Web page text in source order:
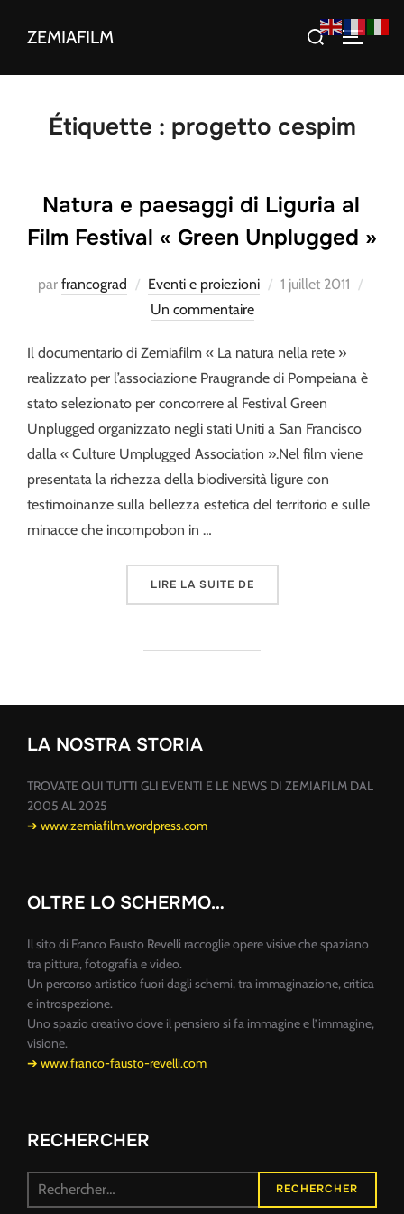
ZEMIAFILM Rechercher :
Étiquette : progetto cespim
Natura e paesaggi di Liguria al
Film Festival « Green Unplugged »
par francograd Eventi e proiezioni
Publié
1 juillet 2011
Un commentaire
Il documentario di Zemiafilm « La natura nella rete »
realizzato per l’associazione Praugrande di Pompeiana è
stato selezionato per concorrere al Festival Green
Unplugged organizzato negli stati Uniti a San Francisco
dalla « Culture Umplugged Association ».Nel film viene
presentata la richezza della biodiversità ligure con
testimoinanze sulla bellezza estetica del territorio e sulle
minacce che incompobon in …
LIRE LA SUITE DE« NATURA E PAESAGGI
LA NOSTRA STORIA
TROVATE QUI TUTTI GLI EVENTI E LE NEWS DI ZEMIAFILM DAL
2005 AL 2025
➔ www.zemiafilm.wordpress.com
OLTRE LO SCHERMO…
Il sito di Franco Fausto Revelli raccoglie opere visive che spaziano
tra pittura, fotografia e video.
Un percorso artistico fuori dagli schemi, tra immaginazione, critica
e introspezione.
Uno spazio creativo dove il pensiero si fa immagine e l’immagine,
visione.
➔ www.franco-fausto-revelli.com
RECHERCHER
Recherche
RECHERCHER